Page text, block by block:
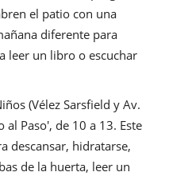
el patio con una
diferente para
leer un libro o escuchar
(Vélez Sarsfield y Av.
al Paso', de 10 a 13. Este
descansar, hidratarse,
de la huerta, leer un